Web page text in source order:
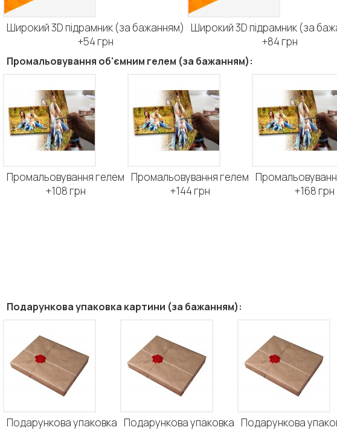
Широкий 3D підрамник (за бажанням)
+54 грн
Широкий 3D підрамник (за
+84 грн
Промальовування об'ємним гелем (за бажанням):
Промальовування гелем
+108 грн
Промальовування гелем
+144 грн
+168 грн
Подарункова упаковка картини (за бажанням):
Подарункова упаковка Подарункова упаковка Подарункова